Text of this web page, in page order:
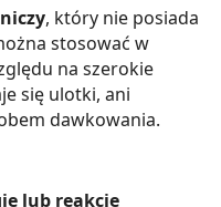
, który nie posiada
stosować w
na szerokie
się ulotki, ani
dawkowania.
lub reakcje